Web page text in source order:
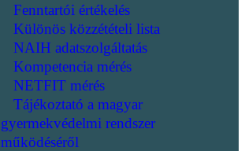
Fenntartói értékelés
Különös közzétételi lista
NAIH adatszolgáltatás
Kompetencia mérés
NETFIT mérés
Tájékoztató a magyar
gyermekvédelmi rendszer
működéséről